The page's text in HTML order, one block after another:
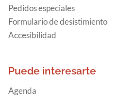
Pedidos especiales
Formulario de desistimiento
Accesibilidad
Puede interesarte
Agenda